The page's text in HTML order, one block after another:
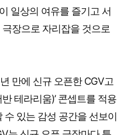
일상의 여유를 즐기고 서
장으로 자리잡을 것으로
만에 신규 오픈한 CGV고
테라리움)’ 콘셉트를 적용
있는 감성 공간을 선보이